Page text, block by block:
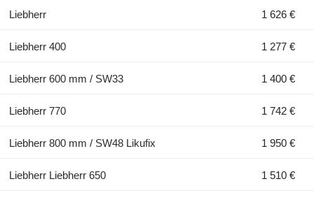
Liebherr 1 626 €
Liebherr 400 1 277 €
Liebherr 600 mm / SW33 1 400 €
Liebherr 770 1 742 €
Liebherr 800 mm / SW48 Likufix 1 950 €
Liebherr Liebherr 650 1 510 €